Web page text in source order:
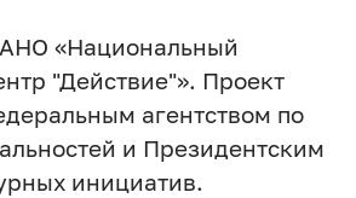
«Национальный
"Действие"». Проект
агентством по
и Президентским
инициатив.